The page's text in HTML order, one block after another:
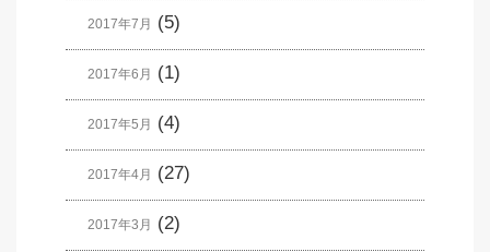
2017年7月 (5)
2017年6月 (1)
2017年5月 (4)
2017年4月 (27)
2017年3月 (2)